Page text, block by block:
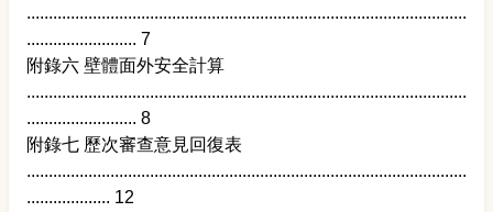
....................................................................................................
......................... 7
附錄六 壁體面外安全計算
....................................................................................................
......................... 8
附錄七 歷次審查意見回復表
....................................................................................................
................... 12